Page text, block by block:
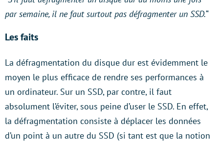
par semaine, il ne faut surtout pas défragmenter un SSD.“
Les faits
La défragmentation du disque dur est évidemment le
moyen le plus efficace de rendre ses performances à
un ordinateur. Sur un SSD, par contre, il faut
absolument l’éviter, sous peine d’user le SSD. En effet,
la défragmentation consiste à déplacer les données
d’un point à un autre du SSD (si tant est que la notion